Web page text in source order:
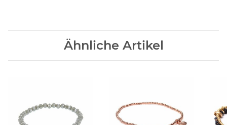
Ähnliche Artikel